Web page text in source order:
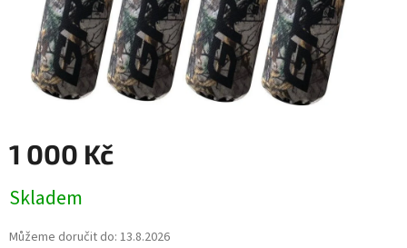
1 000 Kč
cena:
Skladem
Můžeme doručit do: 13.8.2026